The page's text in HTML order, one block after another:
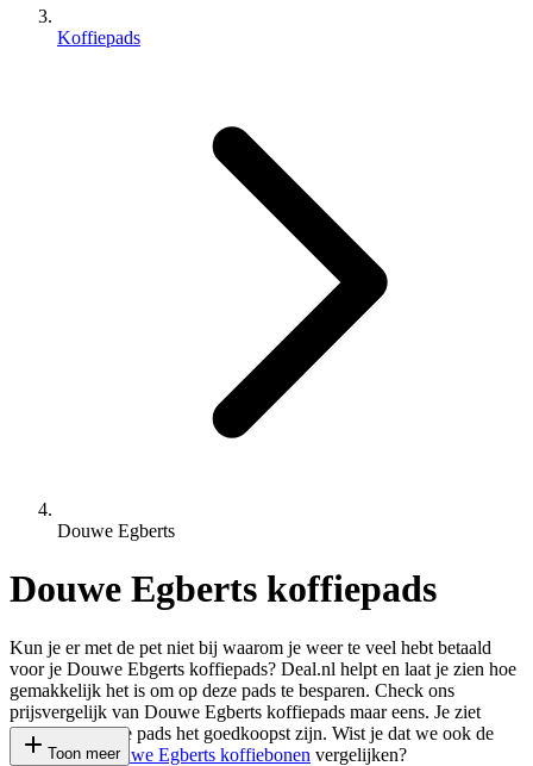
Koffiepads
Douwe Egberts
Douwe Egberts koffiepads
Kun je er met de pet niet bij waarom je weer te veel hebt betaald
voor je Douwe Ebgerts koffiepads? Deal.nl helpt en laat je zien hoe
gemakkelijk het is om op deze pads te besparen. Check ons
prijsvergelijk van Douwe Egberts koffiepads maar eens. Je ziet
direct waar deze pads het goedkoopst zijn. Wist je dat we ook de
prijzen vanDouwe Egberts koffiebonen vergelijken?
Toon meer